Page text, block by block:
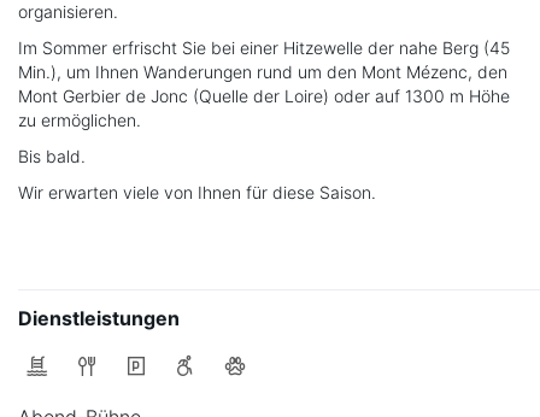
organisieren.
Im Sommer erfrischt Sie bei einer Hitzewelle der nahe Berg (45
Min.), um Ihnen Wanderungen rund um den Mont Mézenc, den
Mont Gerbier de Jonc (Quelle der Loire) oder auf 1300 m Höhe
zu ermöglichen.
Bis bald.
Wir erwarten viele von Ihnen für diese Saison.
Dienstleistungen